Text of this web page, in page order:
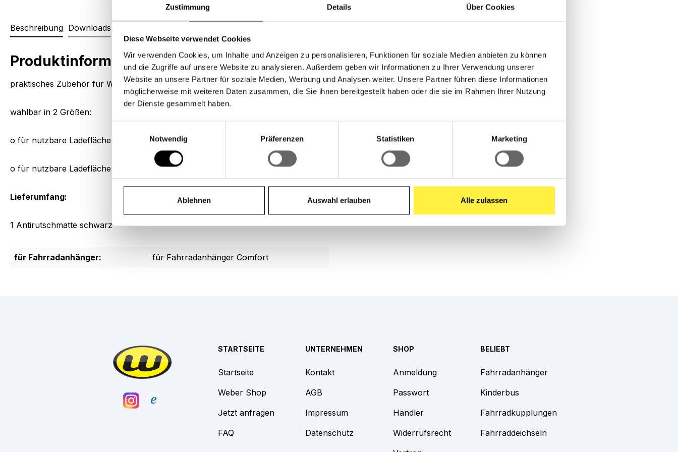
Zustimmung Details Über Cookies
Diese Webseite verwendet Cookies
Wir verwenden Cookies, um Inhalte und Anzeigen zu personalisieren, Funktionen für soziale Medien anbieten zu können
und die Zugriffe auf unsere Website zu analysieren. Außerdem geben wir Informationen zu Ihrer Verwendung unserer
Website an unsere Partner für soziale Medien, Werbung und Analysen weiter. Unsere Partner führen diese Informationen
möglicherweise mit weiteren Daten zusammen, die Sie ihnen bereitgestellt haben oder die sie im Rahmen Ihrer Nutzung
der Dienste gesammelt haben.
Notwendig
Präferenzen Statistiken Marketing
Ablehnen Auswahl erlauben Alle zulassen
Beschreibung Downloads
Produktinformationen "Antirutschmatte für Fahrradanhänger"
praktisches Zubehör für WEBER Fahrradanhänger
wählbar in 2 Größen:
o für nutzbare Ladefläche von 80,0 x 60,0 cm
o für nutzbare Ladefläche von 92,0 x 50,0 cm
Lieferumfang:
1 Antirutschmatte schwarz
für Fahrradanhänger: für Fahrradanhänger Comfort
STARTSEITE
Startseite
Weber Shop
Jetzt anfragen
FAQ
UNTERNEHMEN
Kontakt
AGB
Impressum
Datenschutz
SHOP
Anmeldung
Passwort
Händler
Widerrufsrecht
BELIEBT
Fahrradanhänger
Kinderbus
Fahrradkupplungen
Fahrraddeichseln